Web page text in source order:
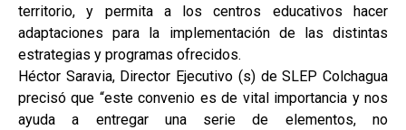
territorio, y permita a los centros educativos hacer
adaptaciones para la implementación de las distintas
estrategias y programas ofrecidos.
Héctor Saravia, Director Ejecutivo (s) de SLEP Colchagua
precisó que “este convenio es de vital importancia y nos
ayuda a entregar una serie de elementos, no